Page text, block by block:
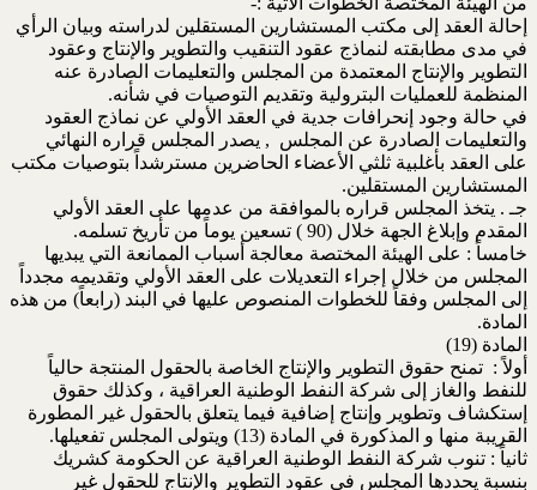
إحالة العقد إلى مكتب المستشارين المستقلين لدراسته وبيان الرأي
في مدى مطابقته لنماذج عقود التنقيب والتطوير والإنتاج وعقود
التطوير والإنتاج المعتمدة من المجلس والتعليمات الصادرة عنه
المنظمة للعمليات البترولية وتقديم التوصيات في شأنه.
في حالة وجود إنحرافات جدية في العقد الأولي عن نماذج العقود
والتعليمات الصادرة عن المجلس , يصدر المجلس قراره النهائي
على العقد بأغلبية ثلثي الأعضاء الحاضرين مسترشداً بتوصيات مكتب
المستشارين المستقلين.
جـ . يتخذ المجلس قراره بالموافقة من عدمها على العقد الأولي
المقدم وإبلاغ الجهة خلال (90 ) تسعين يوماً من تأريخ تسلمه.
خامساً : على الهيئة المختصة معالجة أسباب الممانعة التي يبديها
المجلس من خلال إجراء التعديلات على العقد الأولي وتقديمه مجدداً
إلى المجلس وفقاً للخطوات المنصوص عليها في البند (رابعاً) من هذه
المادة.
المادة (19)
أولاً : تمنح حقوق التطوير والإنتاج الخاصة بالحقول المنتجة حالياً
للنفط والغاز إلى شركة النفط الوطنية العراقية ، وكذلك حقوق
إستكشاف وتطوير وإنتاج إضافية فيما يتعلق بالحقول غير المطورة
القريبة منها و المذكورة في المادة (13) ويتولى المجلس تفعيلها.
ثانياً : تنوب شركة النفط الوطنية العراقية عن الحكومة كشريك
بنسبة يحددها المجلس في عقود التطوير والإنتاج للحقول غير